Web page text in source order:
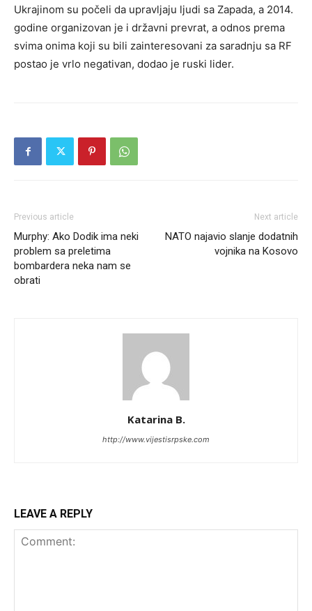
Ukrajinom su počeli da upravljaju ljudi sa Zapada, a 2014.
godine organizovan je i državni prevrat, a odnos prema
svima onima koji su bili zainteresovani za saradnju sa RF
postao je vrlo negativan, dodao je ruski lider.
Previous article
Murphy: Ako Dodik ima neki
problem sa preletima
bombardera neka nam se
obrati
Next article
NATO najavio slanje dodatnih
vojnika na Kosovo
Katarina B.
http://www.vijestisrpske.com
LEAVE A REPLY